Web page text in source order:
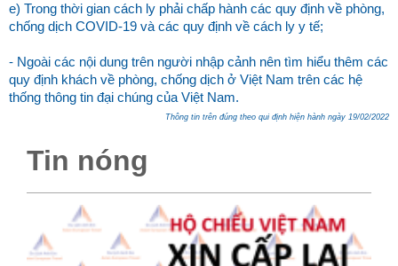
e) Trong thời gian cách ly phải chấp hành các quy định về phòng,
chống dịch COVID-19 và các quy định về cách ly y tế;
- Ngoài các nội dung trên người nhập cảnh nên tìm hiểu thêm các
quy định khách về phòng, chống dịch ở Việt Nam trên các hệ
thống thông tin đại chúng của Việt Nam.
Thông tin trên đúng theo qui định hiện hành ngày 19/02/2022
Tin nóng